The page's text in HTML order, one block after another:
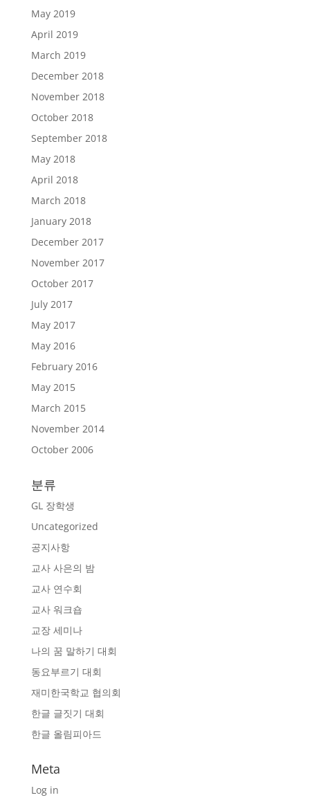
May 2019
April 2019
March 2019
December 2018
November 2018
October 2018
September 2018
May 2018
April 2018
March 2018
January 2018
December 2017
November 2017
October 2017
July 2017
May 2017
May 2016
February 2016
May 2015
March 2015
November 2014
October 2006
분류
GL 장학생
Uncategorized
공지사항
교사 사은의 밤
교사 연수회
교사 워크숍
교장 세미나
나의 꿈 말하기 대회
동요부르기 대회
재미한국학교 협의회
한글 글짓기 대회
한글 올림피아드
Meta
Log in